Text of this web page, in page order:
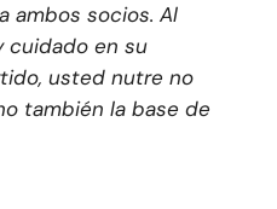
ambos socios. Al
cuidado en su
usted nutre no
también la base de